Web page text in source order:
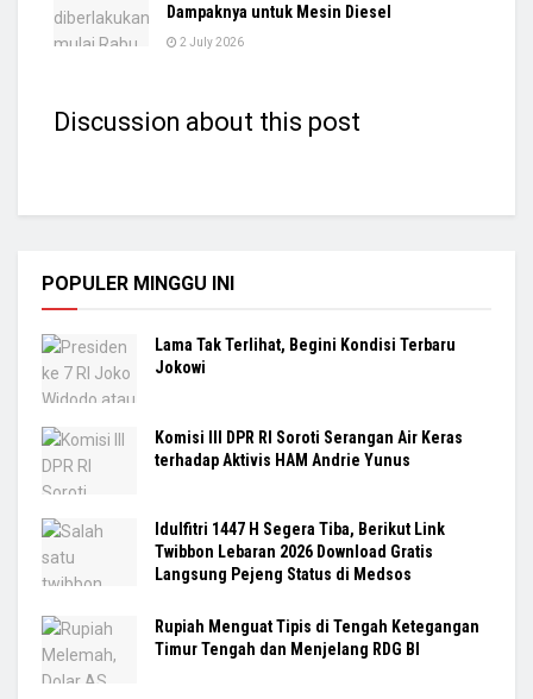
Dampaknya untuk Mesin Diesel
2 July 2026
Discussion about this post
POPULER MINGGU INI
Lama Tak Terlihat, Begini Kondisi Terbaru
Jokowi
Komisi III DPR RI Soroti Serangan Air Keras
terhadap Aktivis HAM Andrie Yunus
Idulfitri 1447 H Segera Tiba, Berikut Link
Twibbon Lebaran 2026 Download Gratis
Langsung Pejeng Status di Medsos
Rupiah Menguat Tipis di Tengah Ketegangan
Timur Tengah dan Menjelang RDG BI